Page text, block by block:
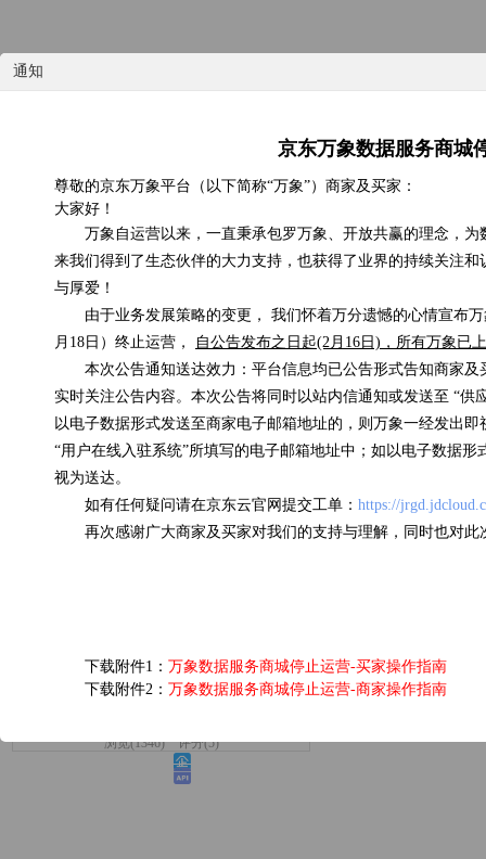
通知
京东万象数据服务商城
尊敬的京东万象平台（以下简称“万象”）商家及买家：
大家好！
万象自运营以来，一直秉承包罗万象、开放共赢的理念，
来我们得到了生态伙伴的大力支持，也获得了业界的持续关注
与厚爱！
由于业务发展策略的变更， 我们怀着万分遗憾的心情宣布
月18日）终止运营，
自公告发布之日起(2月16日)，所有万象已
本次公告通知送达效力：平台信息均已公告形式告知商家
实时关注公告内容。本次公告将同时以站内信通知或发送至 “供
以电子数据形式发送至商家电子邮箱地址的，则万象一经发出
“用户在线入驻系统”所填写的电子邮箱地址中；如以电子数据
视为送达。
如有任何疑问请在京东云官网提交工单： https://
再次感谢广大商家及买家对我们的支持与理解，同时也对
下载附件1： 万象数据服务商城停止运营-买家操作指南
下载附件2： 万象数据服务商城停止运营-商家操作指南
国内天气实况
浏览(575) 评分(4)
6.0元/次
浏览(1346) 评分(5)